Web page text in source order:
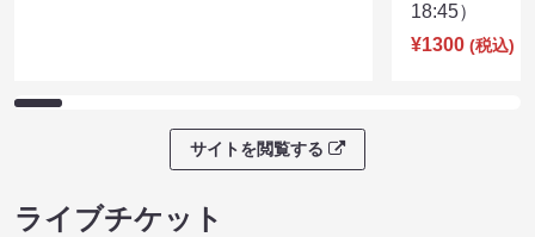
18:45）
¥1300 (税込)
サイトを閲覧する
ライブチケット